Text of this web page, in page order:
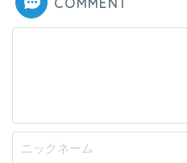
COMMENT